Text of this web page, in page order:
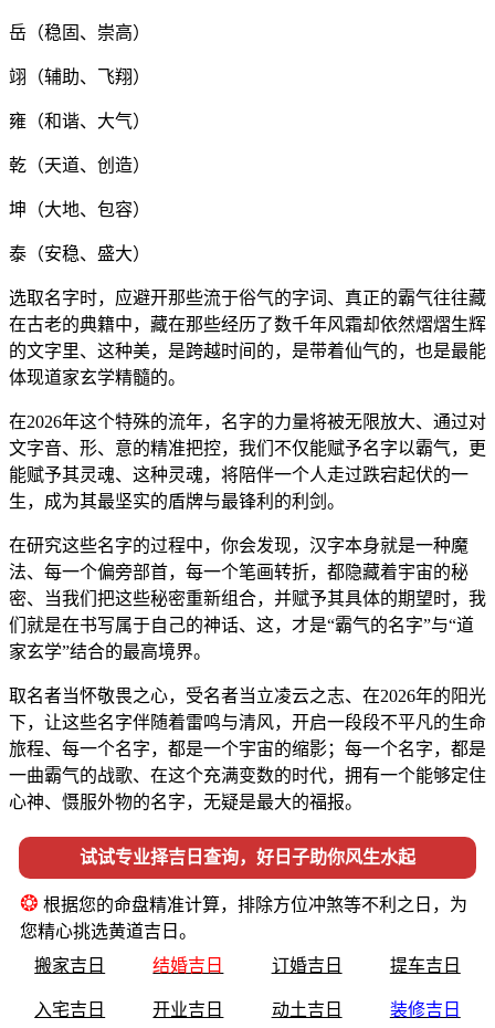
岳（稳固、崇高）
翊（辅助、飞翔）
雍（和谐、大气）
乾（天道、创造）
坤（大地、包容）
泰（安稳、盛大）
选取名字时，应避开那些流于俗气的字词、真正的霸气往往藏
在古老的典籍中，藏在那些经历了数千年风霜却依然熠熠生辉
的文字里、这种美，是跨越时间的，是带着仙气的，也是最能
体现道家玄学精髓的。
在2026年这个特殊的流年，名字的力量将被无限放大、通过对
文字音、形、意的精准把控，我们不仅能赋予名字以霸气，更
能赋予其灵魂、这种灵魂，将陪伴一个人走过跌宕起伏的一
生，成为其最坚实的盾牌与最锋利的利剑。
在研究这些名字的过程中，你会发现，汉字本身就是一种魔
法、每一个偏旁部首，每一个笔画转折，都隐藏着宇宙的秘
密、当我们把这些秘密重新组合，并赋予其具体的期望时，我
们就是在书写属于自己的神话、这，才是“霸气的名字”与“道
家玄学”结合的最高境界。
取名者当怀敬畏之心，受名者当立凌云之志、在2026年的阳光
下，让这些名字伴随着雷鸣与清风，开启一段段不平凡的生命
旅程、每一个名字，都是一个宇宙的缩影；每一个名字，都是
一曲霸气的战歌、在这个充满变数的时代，拥有一个能够定住
心神、慑服外物的名字，无疑是最大的福报。
试试专业择吉日查询，好日子助你风生水起
❂ 根据您的命盘精准计算，排除方位冲煞等不利之日，为
您精心挑选黄道吉日。
搬家吉日
结婚吉日 订婚吉日 提车吉日
入宅吉日 开业吉日 动土吉日 装修吉日